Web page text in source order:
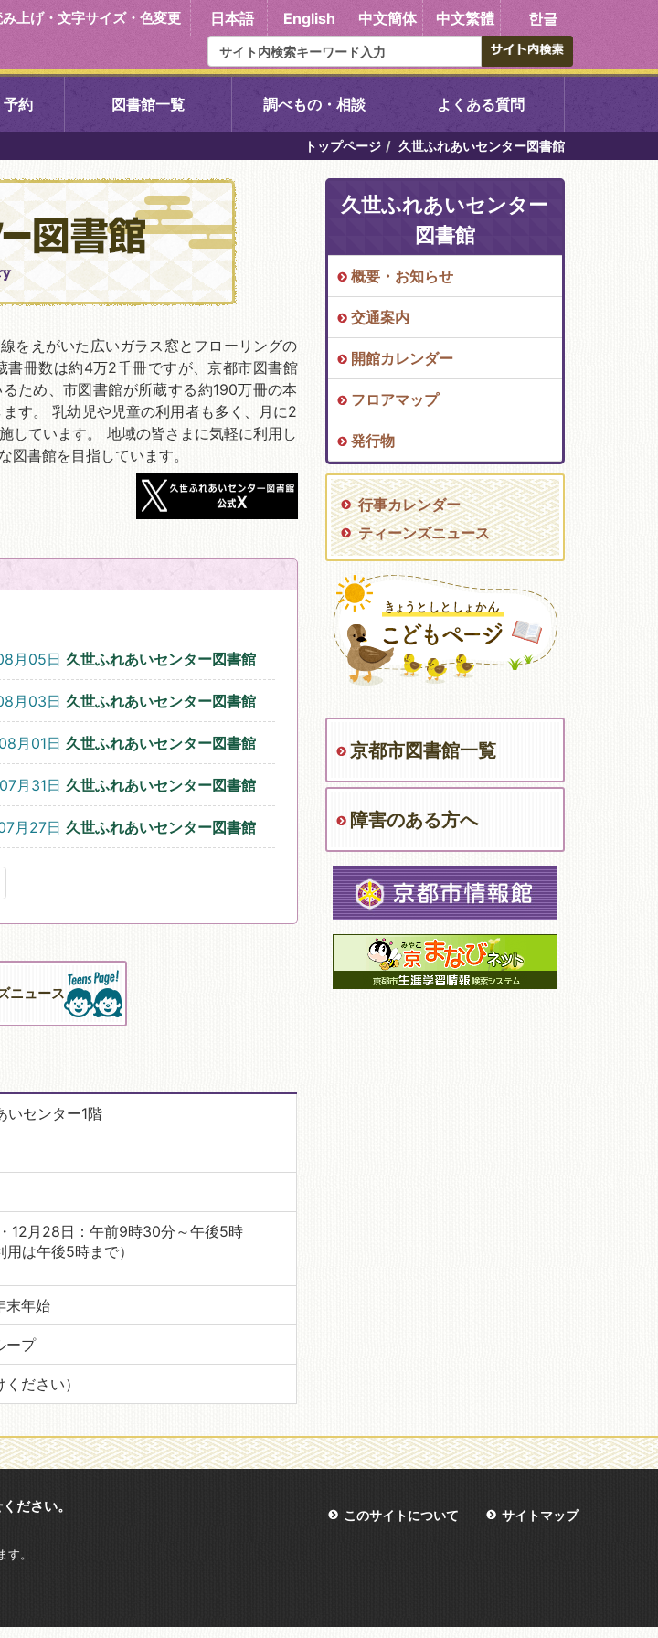
上げ・文字サイズ・色変更 日本語 English 中文簡体 中文繁體 한글
予約 図書館一覧
央図書館 伏見中央図書館 醍醐中央図書館
書館 岩倉図書館 東山図書館
書館 南図書館 吉祥院図書館
向島図書館
もり図書館
こどもみらい館子育て図
書館
コミュニティプラザ深草
図書館
調べもの・相談 よくある質問
トップページ 久世ふれあいセンター図書館
をえがいた広いガラス窓とフローリングの
書冊数は約4万2千冊ですが、京都市図書館
ため、市図書館が所蔵する約190万冊の本
す。 乳幼児や児童の利用者も多く、月に2
しています。 地域の皆さまに気軽に利用し
図書館を目指しています。
月05日 久世ふれあいセンター図書館
月03日 久世ふれあいセンター図書館
08月01日 久世ふれあいセンター図書館
07月31日 久世ふれあいセンター図書館
月27日 久世ふれあいセンター図書館
ニュース
センター1階
12月28日：午前9時30分～午後5時
は午後5時まで）
末年始
ープ
ださい）
久世ふれあいセンター
図書館
概要・お知らせ
交通案内
開館カレンダー
フロアマップ
発行物
行事カレンダー
ティーンズニュース
京都市図書館一覧
障害のある方へ
このサイトについて サイトマップ
ださい。
。